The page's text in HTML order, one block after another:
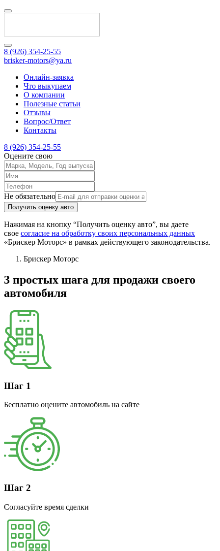
8 (926) 354-25-55
brisker-motors@ya.ru
Онлайн-заявка
Что выкупаем
О компании
Полезные статьи
Отзывы
Вопрос/Ответ
Контакты
8 (926) 354-25-55
Оцените свою
Не обязательно
Получить оценку авто
Нажимая на кнопку “Получить оценку авто”, вы даете
свое согласие на обработку своих персональных данных
«Брискер Моторс» в рамках действующего законодательства.
Брискер Моторс
3 простых шага для продажи своего
автомобиля
Шаг 1
Бесплатно оцените автомобиль на сайте
Шаг 2
Согласуйте время сделки